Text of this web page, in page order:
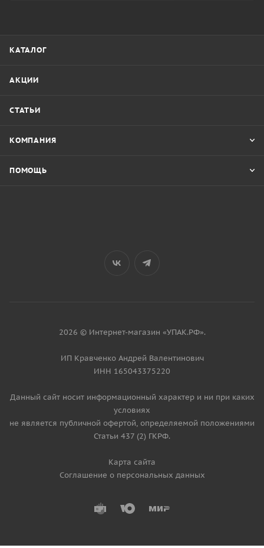
КАТАЛОГ
АКЦИИ
СТАТЬИ
КОМПАНИЯ
ПОМОЩЬ
2026 © Интернет-магазин «УПАК.РФ».
ИП Кравченко Андрей Валентинович
ИНН 165043375220
Данный сайт носит информационный характер и ни при каких
условиях
не является публичной офертой, определяемой положениями
Статьи 437 (2) ГКРФ.
Карта сайта
Соглашение о персональных данных